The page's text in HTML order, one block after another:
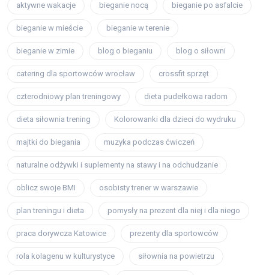
aktywne wakacje bieganie nocą bieganie po asfalcie
bieganie w mieście bieganie w terenie
bieganie w zimie blog o bieganiu blog o siłowni
catering dla sportowców wrocław crossfit sprzęt
czterodniowy plan treningowy dieta pudełkowa radom
dieta siłownia trening Kolorowanki dla dzieci do wydruku
majtki do biegania muzyka podczas ćwiczeń
naturalne odżywki i suplementy na stawy i na odchudzanie
oblicz swoje BMI osobisty trener w warszawie
plan treningu i dieta pomysły na prezent dla niej i dla niego
praca dorywcza Katowice prezenty dla sportowców
rola kolagenu w kulturystyce siłownia na powietrzu